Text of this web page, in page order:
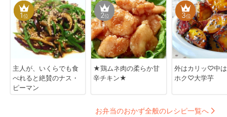
1位
主人が、いくらでも食
べれると絶賛のナス・
ピーマン
2位
★鶏ムネ肉の柔らか甘
辛チキン★
3位
外はカリッ♡中
ホク♡大学芋
お弁当のおかず全般のレシピ一覧へ